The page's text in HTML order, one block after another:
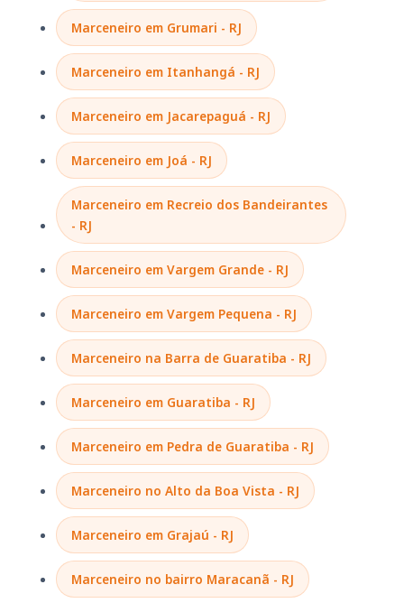
Marceneiro em Grumari - RJ
Marceneiro em Itanhangá - RJ
Marceneiro em Jacarepaguá - RJ
Marceneiro em Joá - RJ
Marceneiro em Recreio dos Bandeirantes
- RJ
Marceneiro em Vargem Grande - RJ
Marceneiro em Vargem Pequena - RJ
Marceneiro na Barra de Guaratiba - RJ
Marceneiro em Guaratiba - RJ
Marceneiro em Pedra de Guaratiba - RJ
Marceneiro no Alto da Boa Vista - RJ
Marceneiro em Grajaú - RJ
Marceneiro no bairro Maracanã - RJ